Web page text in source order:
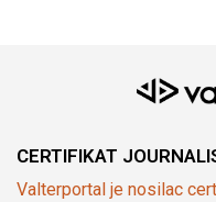
CERTIFIKAT
Valterportal je nosilac